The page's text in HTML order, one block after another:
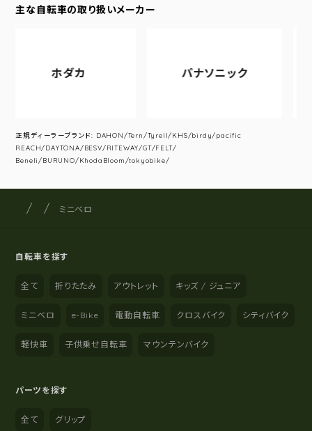
主な自転車の取り扱いメーカー
ホダカ パナソニック
正規ディーラーブランド: DAHON/Tern/Tyrell/KHS/birdy/pacific
REACH/DAYTONA/BESV/RITEWAY/GT/FELT/
Beneli/BURUNO/KhodaBloom/tokyobike/
サイト内の現在地
サイクルショップナカゴヤ
ミニベロ
自転車を探す
全て 折りたたみ アウトレット キッズ / ジュニア
ミニベロ e-Bike 電動自転車 クロスバイク シティバイク
軽快車 子供乗せ自転車 マウンテンバイク
パーツを探す
全て グリップ